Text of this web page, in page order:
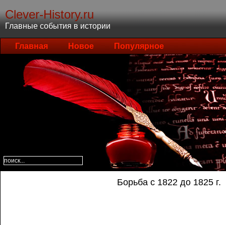
Clever-History.ru
Главные события в истории
Главная Новое Популярное
Борьба с 1822 до 1825 г.